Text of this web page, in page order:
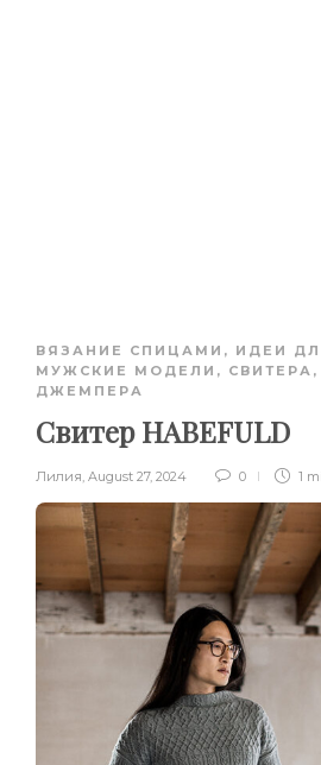
ВЯЗАНИЕ СПИЦАМИ , ИДЕИ
МУЖСКИЕ МОДЕЛИ ,
ДЖЕМПЕРА
Свитер HABEFULD
Лилия, August 27, 2024 0 1